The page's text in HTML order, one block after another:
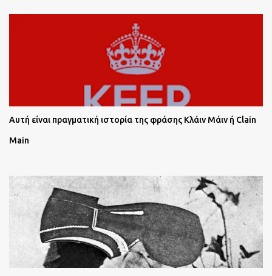
Αυτή είναι πραγματική ιστορία της φράσης Κλάιν Μάιν ή Clain
Main